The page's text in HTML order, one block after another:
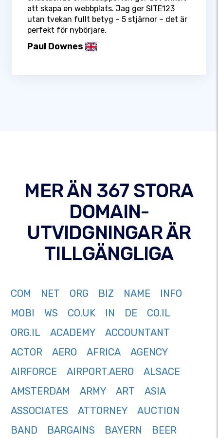
att skapa en webbplats. Jag ger SITE123
utan tvekan fullt betyg – 5 stjärnor – det är
perfekt för nybörjare.
Paul Downes
MER ÄN 367 STORA
DOMAIN-
UTVIDGNINGAR ÄR
TILLGÄNGLIGA
COM NET ORG BIZ NAME
INFO
MOBI
WS CO.UK IN DE
CO.IL
ORG.IL
ACADEMY
ACCOUNTANT
ACTOR
AERO AFRICA
AGENCY
AIRFORCE
AIRPORT.AERO
ALSACE
AMSTERDAM
ARMY ART
ASIA
ASSOCIATES
ATTORNEY
AUCTION
BAND
BARGAINS BAYERN
BEER